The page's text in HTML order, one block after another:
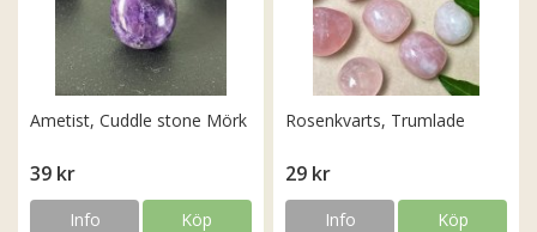
Ametist, Cuddle stone Mörk
39 kr
Info Köp
Rosenkvarts, Trumlade
29 kr
Info Köp